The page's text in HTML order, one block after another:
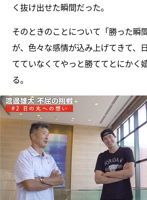
く抜け出せた瞬間だった。
そのときのことについて「勝った瞬
が、色々な感情が込み上げてきて、
てていなくてやっと勝ててとにかく
る。